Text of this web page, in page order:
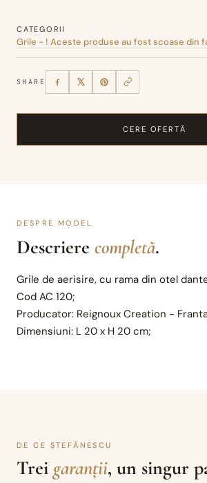
CATEGORII
Grile - ! Aceste produse au fost scoase din
SHARE
CERE OFERTĂ
DESPRE MODEL
Descriere completă.
Grile de aerisire, cu rama din otel
Cod AC 120;
Producator: Reignoux Creation -
Dimensiuni: L 20 x H 20 cm;
DE CE ȘTEFĂNESCU
Trei garanții, un singur